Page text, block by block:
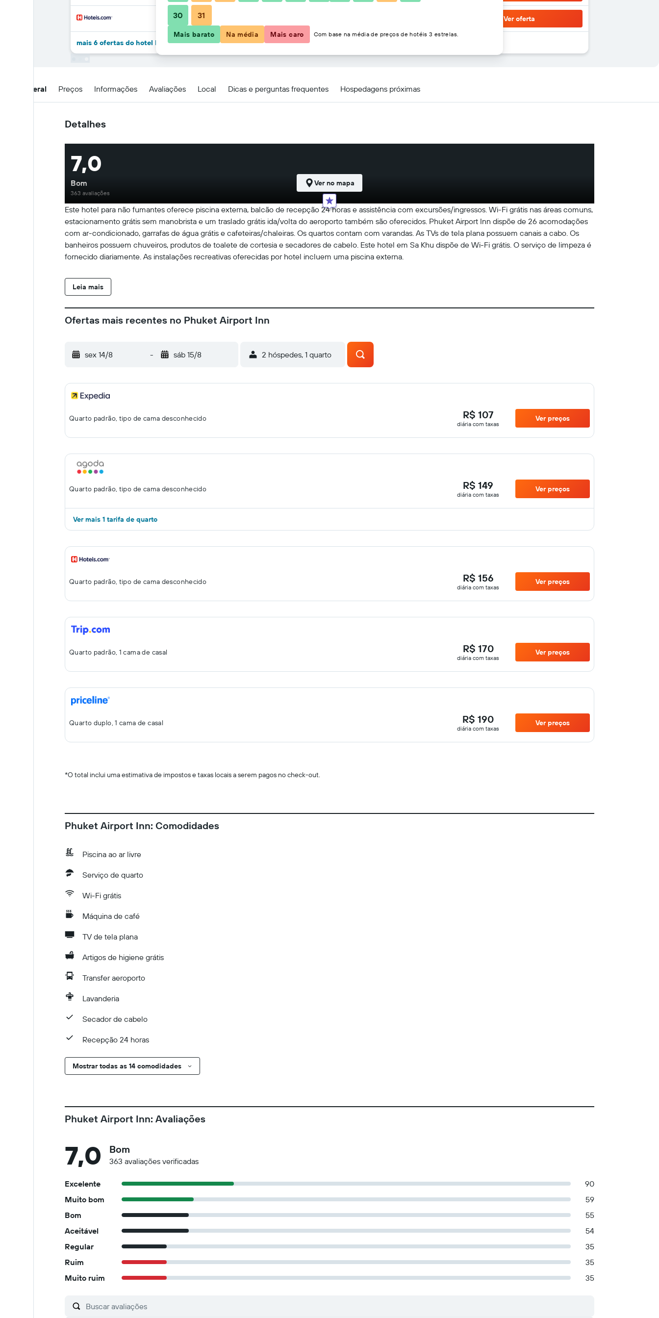
Ver oferta
mais 6 ofertas do hotel Phuket Airport Inn
Visão geral Preços Informações Avaliações Local Dicas e perguntas frequentes Hospedagens próximas
Detalhes
Este hotel para não fumantes oferece piscina externa, balcão de recepção 24 horas e assistência com excursões/ingressos. Wi-Fi grátis nas áreas comuns,
estacionamento grátis sem manobrista e um traslado grátis ida/volta do aeroporto também são oferecidos. Phuket Airport Inn dispõe de 26 acomodações
com ar-condicionado, garrafas de água grátis e cafeteiras/chaleiras. Os quartos contam com varandas. As TVs de tela plana possuem canais a cabo. Os
banheiros possuem chuveiros, produtos de toalete de cortesia e secadores de cabelo. Este hotel em Sa Khu dispõe de Wi-Fi grátis. O serviço de limpeza é
fornecido diariamente. As instalações recreativas oferecidas por hotel incluem uma piscina externa.
Leia mais
7,0
Bom
363 avaliações
Ver no mapa
Ofertas mais recentes no Phuket Airport Inn
sex 14/8 - sáb 15/8 2 hóspedes, 1 quarto
Quarto padrão, tipo de cama desconhecido R$ 107
diária com taxas
Ver preços
Quarto padrão, tipo de cama desconhecido R$ 149
diária com taxas
Ver preços
Ver mais 1 tarifa de quarto
Quarto padrão, tipo de cama desconhecido R$ 156
diária com taxas
Ver preços
Quarto padrão, 1 cama de casal R$ 170
diária com taxas
Ver preços
Quarto duplo, 1 cama de casal R$ 190
diária com taxas
Ver preços
*O total inclui uma estimativa de impostos e taxas locais a serem pagos no check-out.
Phuket Airport Inn: Comodidades
Piscina ao ar livre
Serviço de quarto
Wi-Fi grátis
Máquina de café
TV de tela plana
Artigos de higiene grátis
Transfer aeroporto
Lavanderia
Secador de cabelo
Recepção 24 horas
Mostrar todas as 14 comodidades
Phuket Airport Inn: Avaliações
7,0 Bom
363 avaliações verificadas
Excelente
90
Muito bom
59
Bom
55
Aceitável
54
Regular
35
Ruim
35
Muito ruim
35
30 31
Mais barato Na média Mais caro Com base na média de preços de hotéis 3 estrelas.